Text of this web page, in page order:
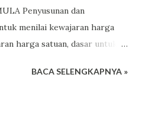
Penyusunan dan
menilai kewajaran harga
harga satuan, dasar untuk
jaminan pelaksanaan bagi
BACA SELENGKAPNYA »